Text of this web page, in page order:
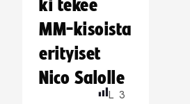
ki tekee
MM-kisoista
erityiset
Nico Salolle
L 3